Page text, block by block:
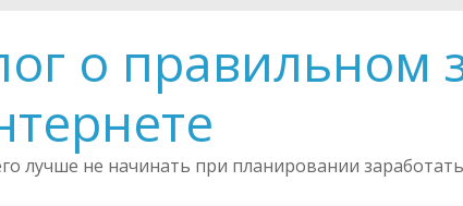
о правильном
лучше не начинать при планировании